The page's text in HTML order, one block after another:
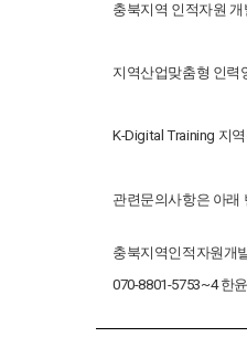
충북지역 인적자원
지역산업맞춤형 인력
K-Digital Training 지
관련문의사항은 아래
충북지역인적자원개
070-8801-5753~4 한